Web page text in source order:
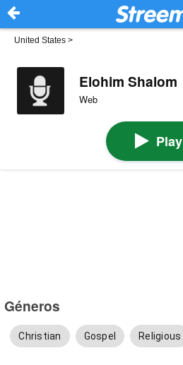
United States >
Elohim Shalom
Web
Play
Géneros
Christian Gospel Religious